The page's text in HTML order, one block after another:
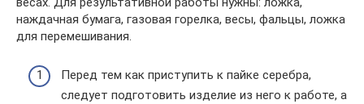
наждачная бумага, газовая горелка, весы, фальцы, ложка
для перемешивания.
Перед тем как приступить к пайке серебра,
следует подготовить изделие из него к работе, а